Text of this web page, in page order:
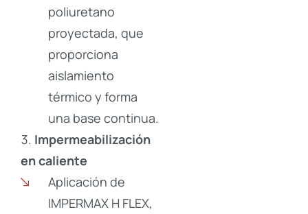
poliuretano
proyectada, que
proporciona
aislamiento
térmico y forma
una base continua.
Impermeabilización
en caliente
Aplicación de
IMPERMAX H FLEX,